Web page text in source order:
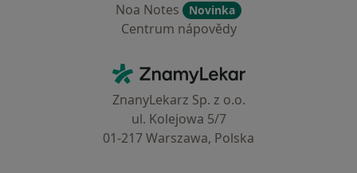
Noa Notes
Novinka
Centrum nápovědy
ZnamyLekar - Hlavní stránka
ZnanyLekarz Sp. z o.o.
ul. Kolejowa 5/7
01-217 Warszawa, Polska